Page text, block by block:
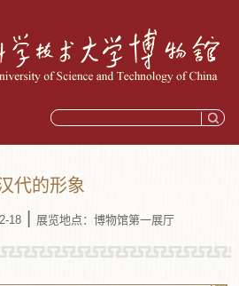
代的形象
18| 展览地点：博物馆第一展厅